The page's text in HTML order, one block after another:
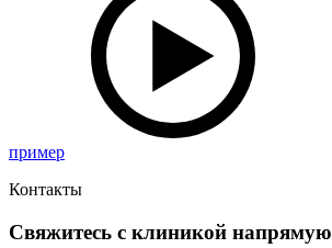
пример
Контакты
Свяжитесь с клиникой напрямую